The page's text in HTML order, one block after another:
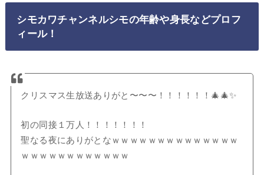
シモカワチャンネルシモの年齢や身長などプロフ
ィール！
クリスマス生放送ありがと〜〜〜！！！！！！🎄🎄✨
初の同接１万人！！！！！！！
聖なる夜にありがとなｗｗｗｗｗｗｗｗｗｗｗｗｗｗ
ｗｗｗｗｗｗｗｗｗｗｗｗ